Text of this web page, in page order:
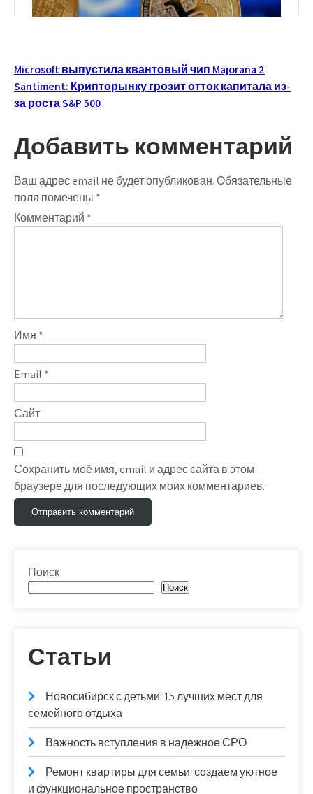
Навигация
по
Microsoft выпустила квантовый чип Majorana 2
Santiment: Крипторынку грозит отток капитала из-
за роста S&P 500
Добавить комментарий
Ваш адрес email не будет опубликован.Обязательные
поля помечены *
Комментарий *
Имя *
Email *
Сайт
Сохранить моё имя, email и адрес сайта в этом
браузере для последующих моих комментариев.
Поиск
Поиск
Статьи
Новосибирск с детьми: 15 лучших мест для
семейного отдыха
Важность вступления в надежное СРО
Ремонт квартиры для семьи: создаем уютное
и функциональное пространство